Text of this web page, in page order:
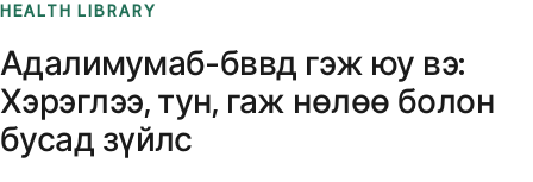
HEALTH LIBRARY
Адалимумаб-бввд гэж юу вэ:
Хэрэглээ, тун, гаж нөлөө болон
бусад зүйлс